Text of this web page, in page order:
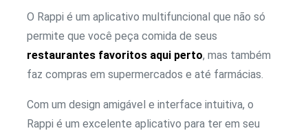
O Rappi é um aplicativo multifuncional que não só
permite que você peça comida de seus
restaurantes favoritos aqui perto, mas também
faz compras em supermercados e até farmácias.
Com um design amigável e interface intuitiva, o
Rappi é um excelente aplicativo para ter em seu